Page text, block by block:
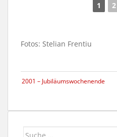
1 2
Fotos: Stelian Frentiu
2001 – Jubiläumswochenende
Suche